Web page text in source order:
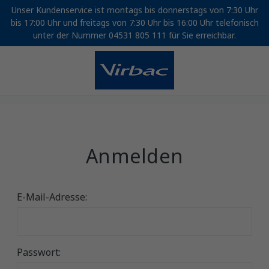
Unser Kundenservice ist montags bis donnerstags von 7:30 Uhr
bis 17:00 Uhr und freitags von 7:30 Uhr bis 16:00 Uhr telefonisch
unter der Nummer 04531 805 111 für Sie erreichbar.
Anmelden
E-Mail-Adresse:
Passwort: